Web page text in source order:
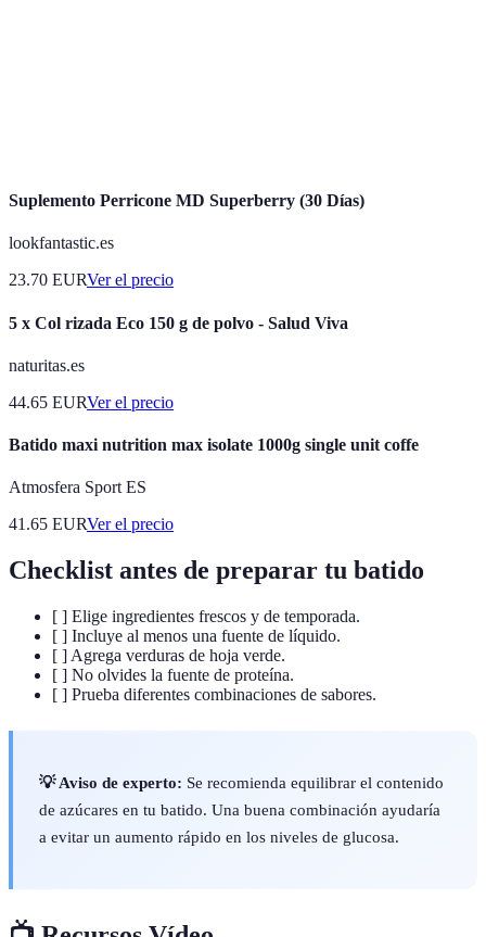
Suplemento Perricone MD Superberry (30 Días)
lookfantastic.es
23.70 EURVer el precio
5 x Col rizada Eco 150 g de polvo - Salud Viva
naturitas.es
44.65 EURVer el precio
Batido maxi nutrition max isolate 1000g single unit coffe
Atmosfera Sport ES
41.65 EURVer el precio
Checklist antes de preparar tu batido
[ ] Elige ingredientes frescos y de temporada.
[ ] Incluye al menos una fuente de líquido.
[ ] Agrega verduras de hoja verde.
[ ] No olvides la fuente de proteína.
[ ] Prueba diferentes combinaciones de sabores.
💡 Aviso de experto: Se recomienda equilibrar el contenido
de azúcares en tu batido. Una buena combinación ayudaría
a evitar un aumento rápido en los niveles de glucosa.